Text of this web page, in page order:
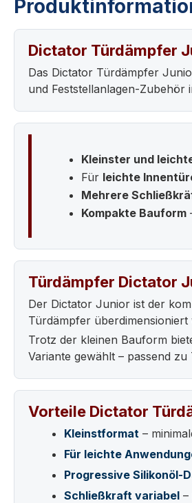
Dictator Türdämpfer
Das Dictator Türdämpfer
und Feststellanlagen-
Kleinster und
Für leichte
Mehrere
Kompakte Bauform
Türdämpfer Dictator
Der Dictator Junior ist der
Türdämpfer überdimensioniert
Trotz der kleinen Bauform
Variante gewählt – passend
Vorteile Dictator
Kleinstformat –
Für leichte
Progressive Silikonöl-
Schließkraft variabel –